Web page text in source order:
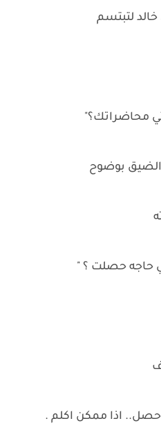
لتبتسم
محاضراتك؟"
بوضوح
حاجه حصلت ؟ "
حصل.. اذا ممكن اكلم .